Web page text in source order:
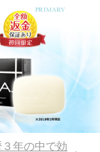
年の中で効